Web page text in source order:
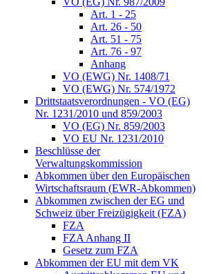
Art. 1 - 25
Art. 26 - 50
Art. 51 - 75
Art. 76 - 97
Anhang
VO (EWG) Nr. 1408/71
VO (EWG) Nr. 574/1972
Drittstaatsverordnungen - VO (EG)
Nr. 1231/2010 und 859/2003
VO (EG) Nr. 859/2003
VO EU Nr. 1231/2010
Beschlüsse der
Verwaltungskommission
Abkommen über den Europäischen
Wirtschaftsraum (EWR-Abkommen)
Abkommen zwischen der EG und
Schweiz über Freizügigkeit (FZA)
FZA
FZA Anhang II
Gesetz zum FZA
Abkommen der EU mit dem VK